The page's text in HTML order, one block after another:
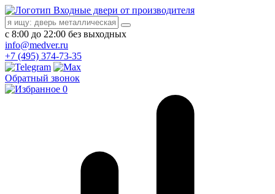
Входные двери от производителя
с 8:00 до 22:00 без выходных
info@medver.ru
+7 (495) 374-73-35
Обратный звонок
0